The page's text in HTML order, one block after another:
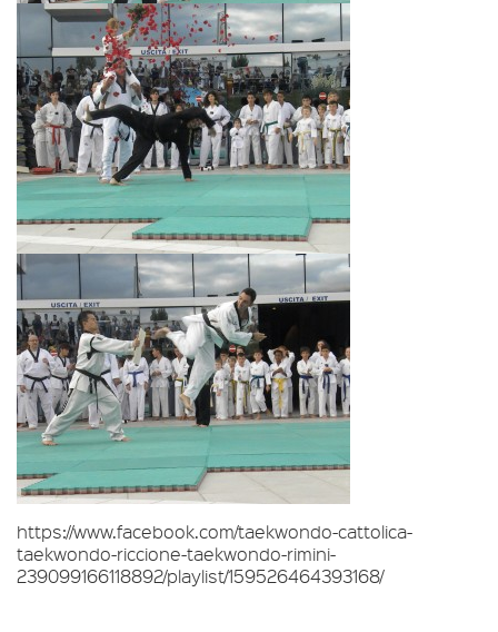
https://www.facebook.com/taekwondo-cattolica-
taekwondo-riccione-taekwondo-rimini-
239099166118892/playlist/159526464393168/